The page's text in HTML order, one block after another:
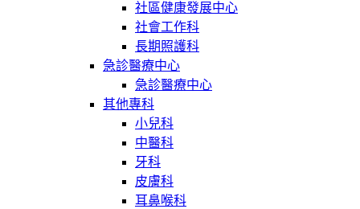
社區健康發展中心
社會工作科
長期照護科
急診醫療中心
急診醫療中心
其他專科
小兒科
中醫科
牙科
皮膚科
耳鼻喉科